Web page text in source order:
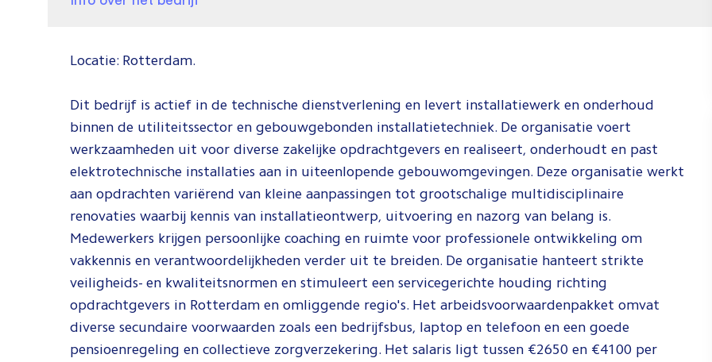
Locatie: Rotterdam.
Dit bedrijf is actief in de technische dienstverlening en levert installatiewerk en onderhoud
binnen de utiliteitssector en gebouwgebonden installatietechniek. De organisatie voert
werkzaamheden uit voor diverse zakelijke opdrachtgevers en realiseert, onderhoudt en past
elektrotechnische installaties aan in uiteenlopende gebouwomgevingen. Deze organisatie werkt
aan opdrachten variërend van kleine aanpassingen tot grootschalige multidisciplinaire
renovaties waarbij kennis van installatieontwerp, uitvoering en nazorg van belang is.
Medewerkers krijgen persoonlijke coaching en ruimte voor professionele ontwikkeling om
vakkennis en verantwoordelijkheden verder uit te breiden. De organisatie hanteert strikte
veiligheids- en kwaliteitsnormen en stimuleert een servicegerichte houding richting
opdrachtgevers in Rotterdam en omliggende regio's. Het arbeidsvoorwaardenpakket omvat
diverse secundaire voorwaarden zoals een bedrijfsbus, laptop en telefoon en een goede
pensioenregeling en collectieve zorgverzekering. Het salaris ligt tussen €2650 en €4100 per